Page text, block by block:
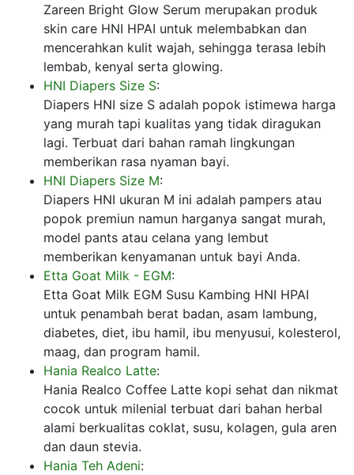
Zareen Bright Glow Serum merupakan produk
skin care HNI HPAI untuk melembabkan dan
mencerahkan kulit wajah, sehingga terasa lebih
lembab, kenyal serta glowing.
HNI Diapers Size S:
Diapers HNI size S adalah popok istimewa harga
yang murah tapi kualitas yang tidak diragukan
lagi. Terbuat dari bahan ramah lingkungan
memberikan rasa nyaman bayi.
HNI Diapers Size M:
Diapers HNI ukuran M ini adalah pampers atau
popok premiun namun harganya sangat murah,
model pants atau celana yang lembut
memberikan kenyamanan untuk bayi Anda.
Etta Goat Milk - EGM:
Etta Goat Milk EGM Susu Kambing HNI HPAI
untuk penambah berat badan, asam lambung,
diabetes, diet, ibu hamil, ibu menyusui, kolesterol,
maag, dan program hamil.
Hania Realco Latte:
Hania Realco Coffee Latte kopi sehat dan nikmat
cocok untuk milenial terbuat dari bahan herbal
alami berkualitas coklat, susu, kolagen, gula aren
dan daun stevia.
Hania Teh Adeni: